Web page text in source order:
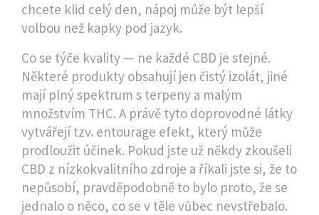
chcete klid celý den, nápoj může být lepší
volbou než kapky pod jazyk.
Co se týče kvality — ne každé CBD je stejné.
Některé produkty obsahují jen čistý izolát, jiné
mají plný spektrum s terpeny a malým
množstvím THC. A právě tyto doprovodné látky
vytvářejí tzv. entourage efekt, který může
prodloužit účinek. Pokud jste už někdy zkoušeli
CBD z nízkokvalitního zdroje a říkali jste si, že to
nepůsobí, pravděpodobně to bylo proto, že se
jednalo o něco, co se v těle vůbec nevstřebalo.